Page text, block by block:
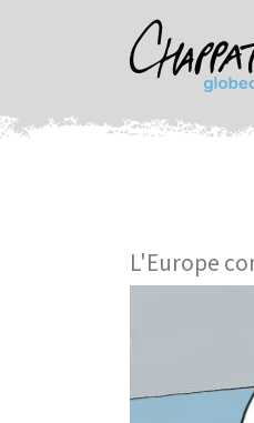
L'Europe